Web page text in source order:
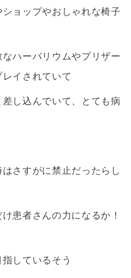
ョップやおしゃれな椅子
なハーバリウムやプリザー
イされていて
し込んでいて、とても病
さすがに禁止だったらし
患者さんの力になるか！
しているそう